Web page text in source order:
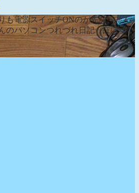
も電源スイッチONのが先な、そん
のパソコンつれづれ日記（ぽぽづ